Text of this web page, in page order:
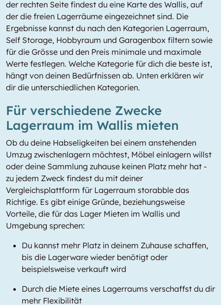
der rechten Seite findest du eine Karte des Wallis, auf
der die freien Lagerräume eingezeichnet sind. Die
Ergebnisse kannst du nach den Kategorien Lagerraum,
Self Storage, Hobbyraum und Garagenbox filtern sowie
für die Grösse und den Preis minimale und maximale
Werte festlegen. Welche Kategorie für dich die beste ist,
hängt von deinen Bedürfnissen ab. Unten erklären wir
dir die unterschiedlichen Kategorien.
Für verschiedene Zwecke
Lagerraum im Wallis mieten
Ob du deine Habseligkeiten bei einem anstehenden
Umzug zwischenlagern möchtest, Möbel einlagern willst
oder deine Sammlung zuhause keinen Platz mehr hat -
zu jedem Zweck findest du mit deiner
Vergleichsplattform für Lagerraum storabble das
Richtige. Es gibt einige Gründe, beziehungsweise
Vorteile, die für das Lager Mieten im Wallis und
Umgebung sprechen:
Du kannst mehr Platz in deinem Zuhause schaffen,
bis die Lagerware wieder benötigt oder
beispielsweise verkauft wird
Durch die Miete eines Lagerraums verschaffst du dir
mehr Flexibilität